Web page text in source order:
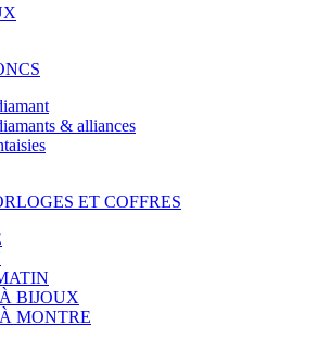
& alliances
ET COFFRES
BIJOUX
MONTRE